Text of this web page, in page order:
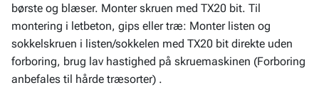
børste og blæser. Monter skruen med TX20 bit. Til
montering i letbeton, gips eller træ: Monter listen og
sokkelskruen i listen/sokkelen med TX20 bit direkte uden
forboring, brug lav hastighed på skruemaskinen (Forboring
anbefales til hårde træsorter) .